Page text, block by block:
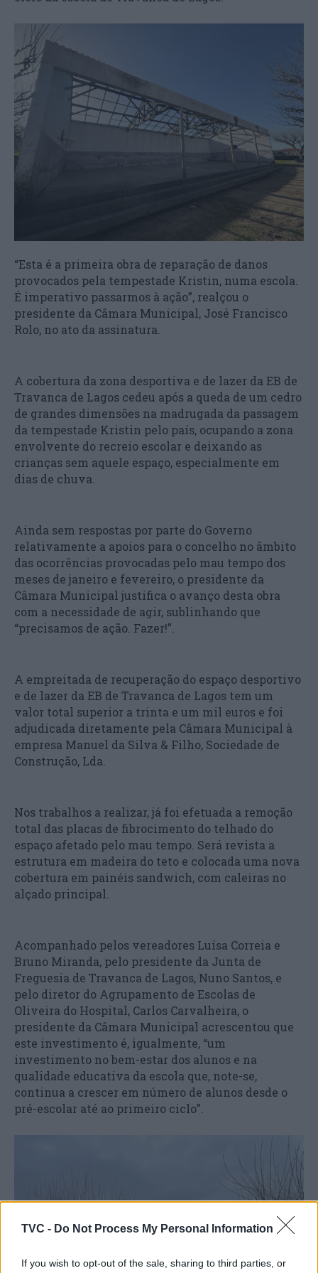
TVC - Do Not Process My Personal Information
If you wish to opt-out of the sale, sharing to third parties, or
“Esta é a primeira obra de reparação de danos
provocados pela tempestade Kristin, numa escola.
É imperativo passarmos à ação”, realçou o
presidente da Câmara Municipal, José Francisco
Rolo, no ato da assinatura.
A cobertura da zona desportiva e de lazer da EB de
Travanca de Lagos cedeu após a queda de um cedro
de grandes dimensões na madrugada da passagem
da tempestade Kristin pelo país, ocupando a zona
envolvente do recreio escolar e deixando as
crianças sem aquele espaço, especialmente em
dias de chuva.
Ainda sem respostas por parte do Governo
relativamente a apoios para o concelho no âmbito
das ocorrências provocadas pelo mau tempo dos
meses de janeiro e fevereiro, o presidente da
Câmara Municipal justifica o avanço desta obra
com a necessidade de agir, sublinhando que
“precisamos de ação. Fazer!”.
A empreitada de recuperação do espaço desportivo
e de lazer da EB de Travanca de Lagos tem um
valor total superior a trinta e um mil euros e foi
adjudicada diretamente pela Câmara Municipal à
empresa Manuel da Silva & Filho, Sociedade de
Construção, Lda.
Nos trabalhos a realizar, já foi efetuada a remoção
total das placas de fibrocimento do telhado do
espaço afetado pelo mau tempo. Será revista a
estrutura em madeira do teto e colocada uma nova
cobertura em painéis sandwich, com caleiras no
alçado principal.
Acompanhado pelos vereadores Luísa Correia e
Bruno Miranda, pelo presidente da Junta de
Freguesia de Travanca de Lagos, Nuno Santos, e
pelo diretor do Agrupamento de Escolas de
Oliveira do Hospital, Carlos Carvalheira, o
presidente da Câmara Municipal acrescentou que
este investimento é, igualmente, “um
investimento no bem-estar dos alunos e na
qualidade educativa da escola que, note-se,
continua a crescer em número de alunos desde o
pré-escolar até ao primeiro ciclo”.